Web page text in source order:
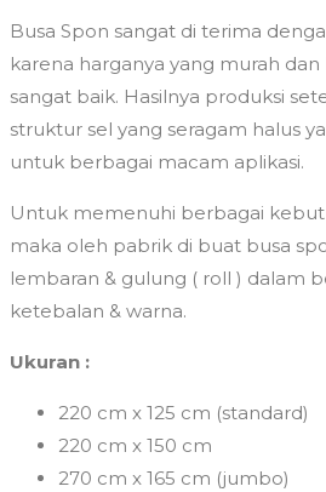
Busa Spon sangat di terima
karena harganya yang murah dan
sangat baik. Hasilnya produksi
struktur sel yang seragam halus
untuk berbagai macam aplikasi.
Untuk memenuhi berbagai
maka oleh pabrik di buat busa
lembaran & gulung ( roll ) dalam
ketebalan & warna.
Ukuran :
220 cm x 125 cm (standard)
220 cm x 150 cm
270 cm x 165 cm (jumbo)